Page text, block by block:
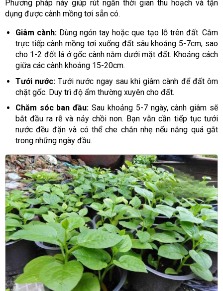
Phương pháp này giúp rút ngắn thời gian thu hoạch và tận
dụng được cành mồng tơi sẵn có.
Giâm cành:Dùng ngón tay hoặc que tạo lỗ trên đất. Cắm
trực tiếp cành mồng tơi xuống đất sâu khoảng 5-7cm, sao
cho 1-2 đốt lá ở gốc cành nằm dưới mặt đất. Khoảng cách
giữa các cành khoảng 15-20cm.
Tưới nước: Tưới nước ngay sau khi giâm cành để đất ôm
chặt gốc. Duy trì độ ẩm thường xuyên cho đất.
Chăm sóc ban đầu: Sau khoảng 5-7 ngày, cành giâm sẽ
bắt đầu ra rễ và nảy chồi non. Bạn vẫn cần tiếp tục tưới
nước đều đặn và có thể che chắn nhẹ nếu nắng quá gắt
trong những ngày đầu.